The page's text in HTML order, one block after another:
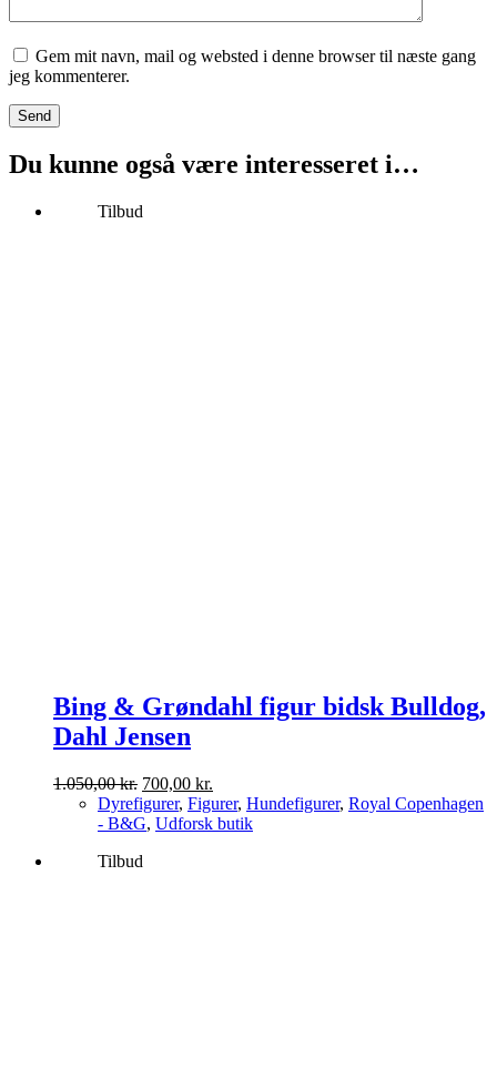
Gem mit navn, mail og websted i denne browser til næste gang
jeg kommenterer.
Send
Du kunne også være interesseret i…
Tilbud
Bing & Grøndahl figur bidsk Bulldog,
Dahl Jensen
1.050,00kr. Den
oprindelige
pris
1.050,00 kr..
700,00 kr.
aktuelle
pris
Dyrefigurer, Figurer, Hundefigurer, Royal Copenhagen
- B&G, Udforsk butik
Tilbud